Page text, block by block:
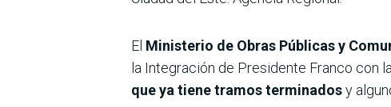
El Ministerio de Obras Públicas y
la Integración de Presidente Franco con
que ya tiene tramos terminadosy